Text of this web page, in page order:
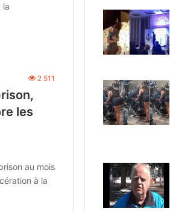
la
2 511
les
au mois
à la